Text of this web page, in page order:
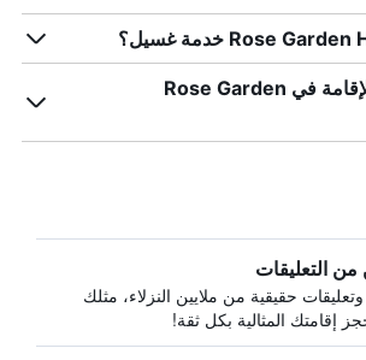
ما هو أرخص شهر للإقامة في Rose Garden
من التعليقات
حقيقية من ملايين النزلاء، مثلك
إقامتك المثالية بكل ثقة!